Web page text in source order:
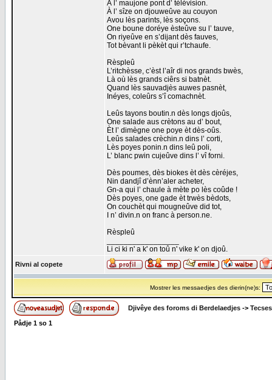
À l’ maujone pont d’ télévision.
À l’ sîze on djouweûve au couyon
Avou lès parints, lès soçons.
One boune doréye èsteûve su l’ tauve,
On riyeûve en s’dijant dès fauves,
Tot bèvant li pèkèt qui r’tchaufe.
Rèspleû
L’ritchèsse, c’èst l’aîr di nos grands bwès,
Là où lès grands ciêrs si batnèt.
Quand lès sauvadjès auwes pasnèt,
Inéyes, coleûrs s’î comachnèt.
Leûs tayons boutin.n dès longs djoûs,
One salade aus crètons au d’ bout,
Èt l’ dimègne one poye èt dès-oûs.
Leûs salades crèchin.n dins l’ corti,
Lès poyes ponin.n dins leû poli,
L’ blanc pwin cujeûve dins l’ vî forni.
Dès poumes, dès biokes èt dès cèréjes,
Nin dandjî d’ènn’aler acheter,
Gn-a qui l’ chaule à mète po lès coûde !
Dès poyes, one gade èt trwès bèdots,
On couchèt qui mougneûve did tot,
I n’ divin.n on franc à person.ne.
Rèspleû
Li ci ki n' a k' on toû n' vike k' on djoû.
Rivni al copete
Mostrer les messaedjes des dierin(ne)s:
Djivêye des foroms di Berdelaedjes ->
Pådje 1 so 1